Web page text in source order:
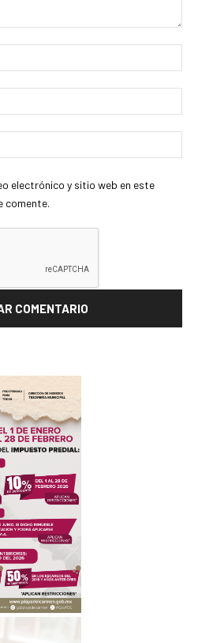
electrónico y sitio web en este
comente.